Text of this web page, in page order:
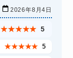
2026年8月4日
★★★★★ 5
★★★★★ 5